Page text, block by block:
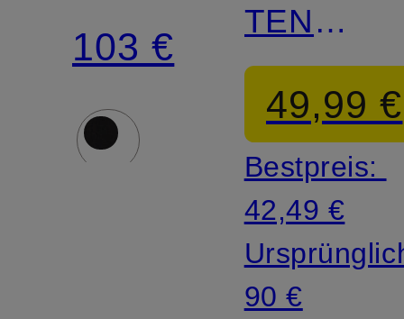
TRAIN
103 €
TENNIS
PRO
49,99 €
Bestpreis:
42,49 €
90 €